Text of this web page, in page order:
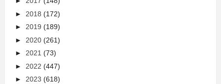
► 2018 (172)
► 2019 (189)
► 2020 (261)
► 2021 (73)
► 2022 (447)
► 2023 (618)